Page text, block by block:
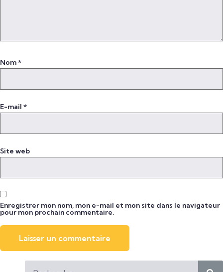
Nom*
E-mail *
Site web
Enregistrer mon nom, mon e-mail et mon site dans le navigateur
pour mon prochain commentaire.